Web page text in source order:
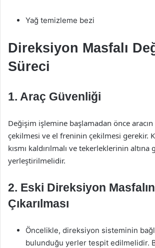
Yağ temizleme bezi
Direksiyon Masfalı
Süreci
1. Araç Güvenliği
Değişim işlemine başlamadan önce
çekilmesi ve el freninin çekilmesi gerekir.
kısmı kaldırılmalı ve tekerleklerinin
yerleştirilmelidir.
2. Eski Direksiyon
Çıkarılması
Öncelikle, direksiyon sisteminin
bulunduğu yerler tespit edilmelidir.